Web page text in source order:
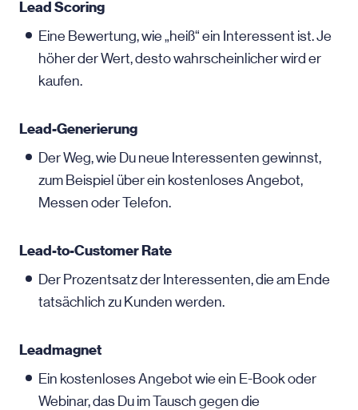
Lead Scoring
Eine Bewertung, wie „heiß“ ein Interessent ist. Je
höher der Wert, desto wahrscheinlicher wird er
kaufen.
Lead-Generierung
Der Weg, wie Du neue Interessenten gewinnst,
zum Beispiel über ein kostenloses Angebot,
Messen oder Telefon.
Lead-to-Customer Rate
Der Prozentsatz der Interessenten, die am Ende
tatsächlich zu Kunden werden.
Leadmagnet
Ein kostenloses Angebot wie ein E-Book oder
Webinar, das Du im Tausch gegen die